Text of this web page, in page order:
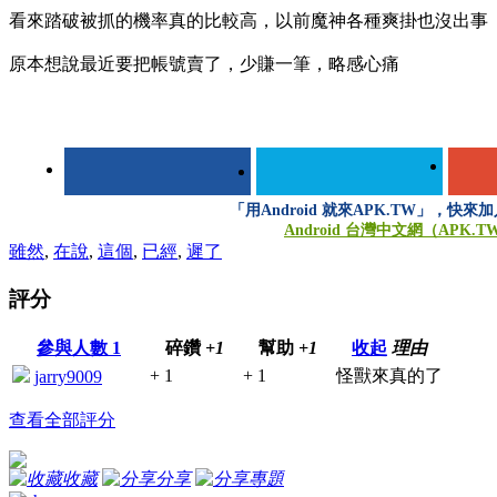
看來踏破被抓的機率真的比較高，以前魔神各種爽掛也沒出事
原本想說最近要把帳號賣了，少賺一筆，略感心痛
「用Android 就來APK.TW」，快來加
Android 台灣中文網（APK.TW
雖然, 在說, 這個, 已經, 遲了
評分
參與人數 1 碎鑽 +1 幫助 +1 收起 理由
jarry9009
+ 1 + 1 怪獸來真的了
查看全部評分
收藏 分享 專題